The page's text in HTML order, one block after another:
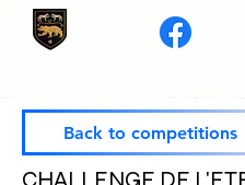
Back to competitions